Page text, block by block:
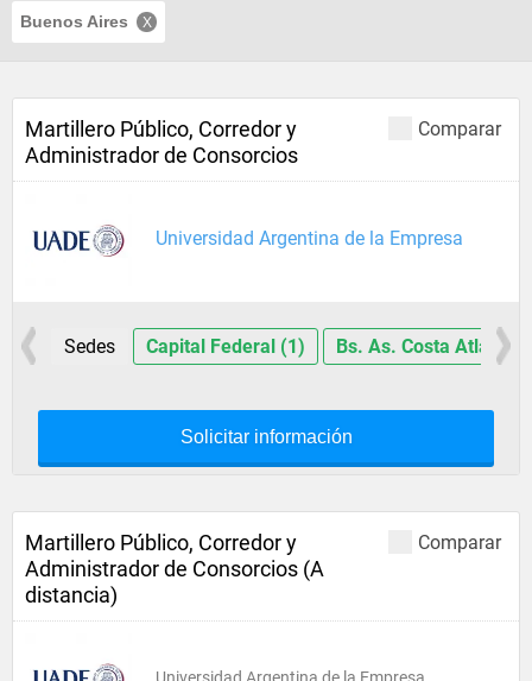
Buenos Aires
Comparar
Martillero Público, Corredor y
Administrador de Consorcios
Universidad Argentina de la Empresa
Sedes Capital Federal (1) Bs. As. Costa
Solicitar información
Comparar
Martillero Público, Corredor y
Administrador de Consorcios (A
distancia)